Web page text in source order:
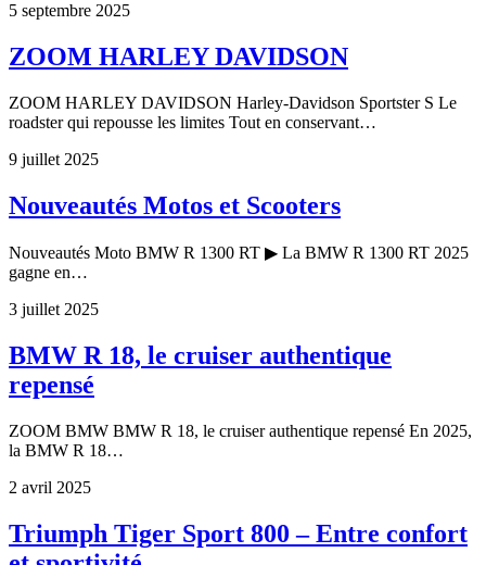
5 septembre 2025
ZOOM HARLEY DAVIDSON
ZOOM HARLEY DAVIDSON Harley-Davidson Sportster S Le
roadster qui repousse les limites Tout en conservant…
9 juillet 2025
Nouveautés Motos et Scooters
Nouveautés Moto BMW R 1300 RT ▶ La BMW R 1300 RT 2025
gagne en…
3 juillet 2025
BMW R 18, le cruiser authentique
repensé
ZOOM BMW BMW R 18, le cruiser authentique repensé En 2025,
la BMW R 18…
2 avril 2025
Triumph Tiger Sport 800 – Entre confort